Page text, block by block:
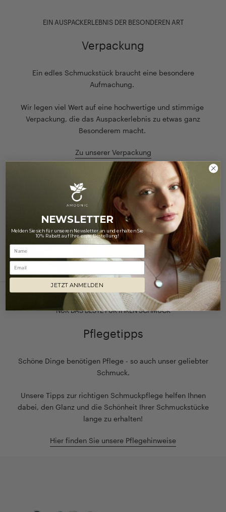
EIN AUSPACKERLEBNIS DER BESONDEREN ART
Verpackung
Ein edles Schmuckstück braucht eine besondere
Aufmachung.
Wir legen viel Wert auf eine hochwertige und stimmige
Verpackung, die das Auspackerlebnis zu etwas ganz
Besonderem macht.
Zu unserer Verpackung
NUR DAS BESTE FÜR IHREN SCHMUCK
Pflegetipps
Schöne Dinge benötigen Pflege - so auch unser geliebter
Schmuck.
Unsere Tipps zur richtigen Schmuckpflege helfen Ihnen
dabei, den Glanz und die Schönheit Ihrer Schmuckstücke
lange zu erhalten!
Hier finden Sie unsere Pflegehinweise
NEWSLETTER
Melden Sie sich für unseren Newsletter an und erhalten Sie
10% Rabatt auf Ihre erste Bestellung!
Email
JETZT ANMELDEN